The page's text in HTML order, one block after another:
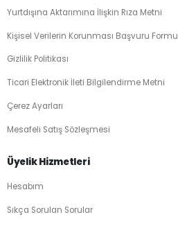
Yurtdışına Aktarımına İlişkin Rıza Metni
Kişisel Verilerin Korunması Başvuru Formu
Gizlilik Politikası
Ticari Elektronik İleti Bilgilendirme Metni
Çerez Ayarları
Mesafeli Satış Sözleşmesi
Üyelik Hizmetleri
Hesabım
Sıkça Sorulan Sorular